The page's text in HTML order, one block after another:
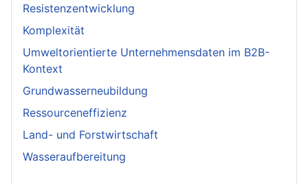
Resistenzentwicklung
Komplexität
Umweltorientierte Unternehmensdaten im B2B-
Kontext
Grundwasserneubildung
Ressourceneffizienz
Land- und Forstwirtschaft
Wasseraufbereitung